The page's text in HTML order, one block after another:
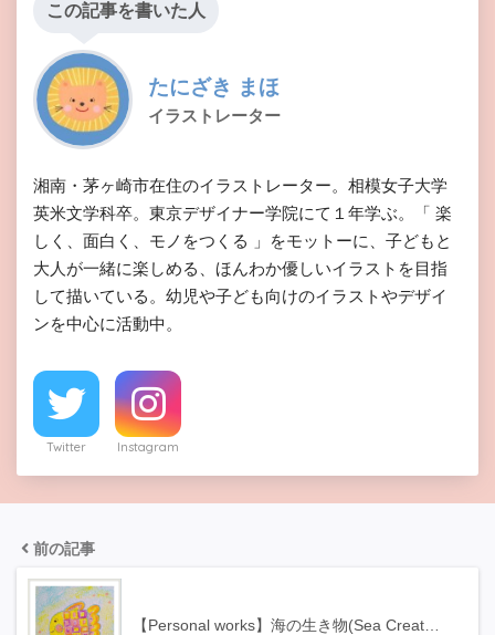
この記事を書いた人
たにざき まほ
イラストレーター
湘南・茅ヶ崎市在住のイラストレーター。相模女子大学
英米文学科卒。東京デザイナー学院にて１年学ぶ。「 楽
しく、面白く、モノをつくる 」をモットーに、子どもと
大人が一緒に楽しめる、ほんわか優しいイラストを目指
して描いている。幼児や子ども向けのイラストやデザイ
ンを中心に活動中。
Twitter Instagram
前の記事
【Personal works】海の生き物(Sea Creat…